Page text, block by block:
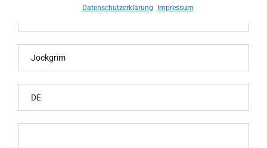
Datenschutzerklärung Impressum